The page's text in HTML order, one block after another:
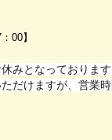
00】
みとなっております
だけますが、営業